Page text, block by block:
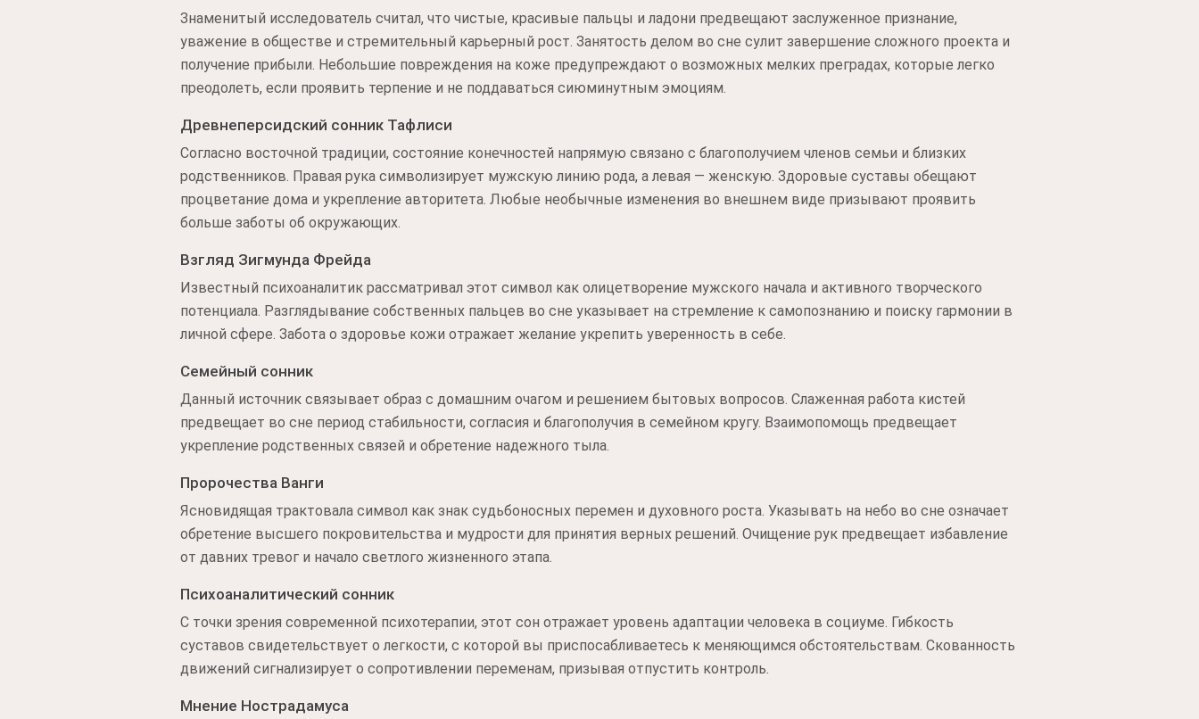
Знаменитый исследователь считал, что чистые, красивые пальцы и ладони предвещают заслуженное признание,
уважение в обществе и стремительный карьерный рост. Занятость делом во сне сулит завершение сложного проекта и
получение прибыли. Небольшие повреждения на коже предупреждают о возможных мелких преградах, которые легко
преодолеть, если проявить терпение и не поддаваться сиюминутным эмоциям.
Древнеперсидский сонник Тафлиси
Согласно восточной традиции, состояние конечностей напрямую связано с благополучием членов семьи и близких
родственников. Правая рука символизирует мужскую линию рода, а левая — женскую. Здоровые суставы обещают
процветание дома и укрепление авторитета. Любые необычные изменения во внешнем виде призывают проявить
больше заботы об окружающих.
Взгляд Зигмунда Фрейда
Известный психоаналитик рассматривал этот символ как олицетворение мужского начала и активного творческого
потенциала. Разглядывание собственных пальцев во сне указывает на стремление к самопознанию и поиску гармонии в
личной сфере. Забота о здоровье кожи отражает желание укрепить уверенность в себе.
Семейный сонник
Данный источник связывает образ с домашним очагом и решением бытовых вопросов. Слаженная работа кистей
предвещает во сне период стабильности, согласия и благополучия в семейном кругу. Взаимопомощь предвещает
укрепление родственных связей и обретение надежного тыла.
Пророчества Ванги
Ясновидящая трактовала символ как знак судьбоносных перемен и духовного роста. Указывать на небо во сне означает
обретение высшего покровительства и мудрости для принятия верных решений. Очищение рук предвещает избавление
от давних тревог и начало светлого жизненного этапа.
Психоаналитический сонник
С точки зрения современной психотерапии, этот сон отражает уровень адаптации человека в социуме. Гибкость
суставов свидетельствует о легкости, с которой вы приспосабливаетесь к меняющимся обстоятельствам. Скованность
движений сигнализирует о сопротивлении переменам, призывая отпустить контроль.
Мнение Нострадамуса